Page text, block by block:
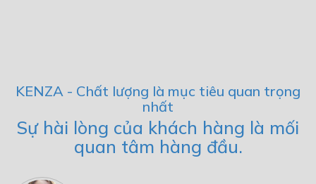
KENZA - Chất lượng là mục tiêu quan trọng
nhất
Sự hài lòng của khách hàng là mối
quan tâm hàng đầu.